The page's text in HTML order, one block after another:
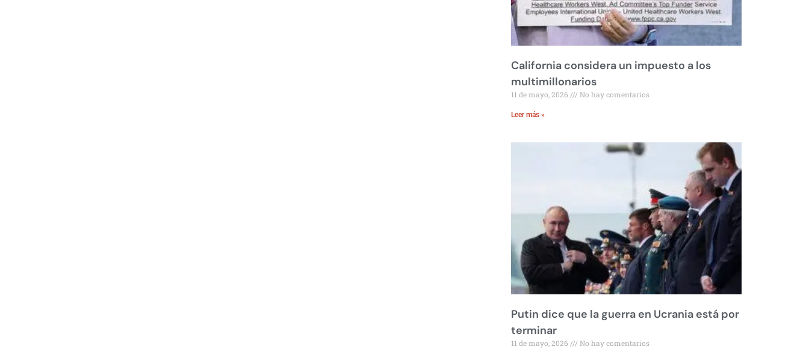
California considera un impuesto a los
multimillonarios
11 de mayo, 2026 No hay comentarios
Leer más »
Putin dice que la guerra en Ucrania está por
terminar
11 de mayo, 2026 No hay comentarios